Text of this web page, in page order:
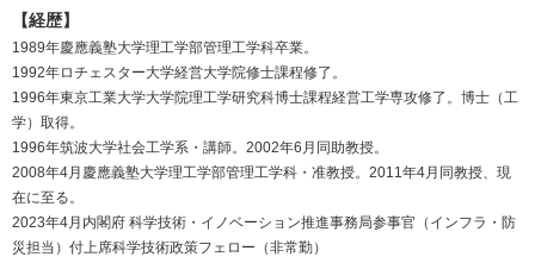
【経歴】
1989年慶應義塾大学理工学部管理工学科卒業。
1992年ロチェスター大学経営大学院修士課程修了。
1996年東京工業大学大学院理工学研究科博士課程経営工学専攻修了。博士（工
学）取得。
1996年筑波大学社会工学系・講師。2002年6月同助教授。
2008年4月慶應義塾大学理工学部管理工学科・准教授。2011年4月同教授、現
在に至る。
2023年4月内閣府 科学技術・イノベーション推進事務局参事官（インフラ・防
災担当）付上席科学技術政策フェロー（非常勤）